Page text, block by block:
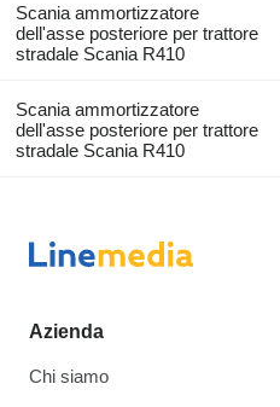
Scania ammortizzatore
dell'asse posteriore per trattore
stradale Scania R410
Scania ammortizzatore
dell'asse posteriore per trattore
stradale Scania R410
Azienda
Chi siamo